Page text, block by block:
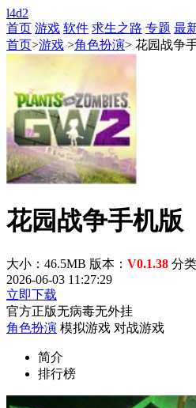
l4d2
首页 游戏 软件 求生之路 专题 最
首页>游戏 >角色扮演> 花园战争
花园战争手机版
大小：46.5MB 版本： V0.1.38 分
2026-06-03 11:27:29
立即下载
官方正版无病毒无外挂
角色扮演 模拟游戏 对战游戏
简介
排行榜